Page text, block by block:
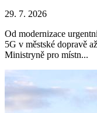
29. 7. 2026
Od modernizace
5G v městské dopravě
Ministryně pro místn...